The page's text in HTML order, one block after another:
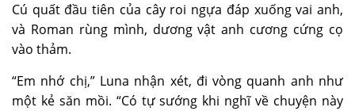
Cú quất đầu tiên của cây roi ngựa đáp xuống vai anh,
và Roman rùng mình, dương vật anh cương cứng cọ
vào thảm.
“Em nhớ chị,” Luna nhận xét, đi vòng quanh anh như
một kẻ săn mồi. “Có tự sướng khi nghĩ về chuyện này